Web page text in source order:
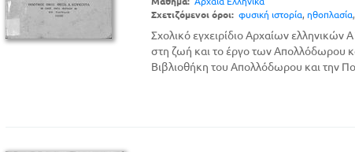
Σχετιζόμενοι όροι: φυσική ιστορία, ηθοπλασία,
Σχολικό εγχειρίδιο Αρχαίων ελληνικών
στη ζωή και το έργο των Απολλόδωρου
Βιβλιοθήκη του Απολλόδωρου και την